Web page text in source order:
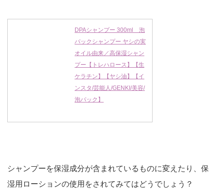
DPAシャンプー 300ml 泡
パックシャンプー ヤシの実
オイル由来／高保湿シャン
プー【トレハロース】【生
ケラチン】【ヤシ油】【イ
ンスタ/芸能人/GENKI/美容/
泡パック】
シャンプーを保湿成分が含まれているものに変えたり、保
湿用ローションの使用をされてみてはどうでしょう？